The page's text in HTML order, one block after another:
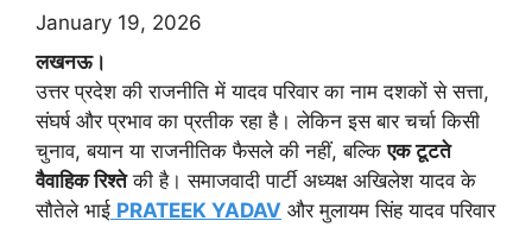
January 19, 2026
लखनऊ।
उत्तर प्रदेश की राजनीति में यादव परिवार का नाम दशकों से सत्ता,
संघर्ष और प्रभाव का प्रतीक रहा है। लेकिन इस बार चर्चा किसी
चुनाव, बयान या राजनीतिक फैसले की नहीं, बल्किएक टूटते
वैवाहिक रिश्तेकी है। समाजवादी पार्टी अध्यक्ष अखिलेश यादव के
सौतेले भाई PRATEEK YADAV और मुलायम सिंह यादव परिवार